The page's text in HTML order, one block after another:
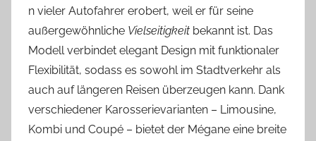
n vieler Autofahrer erobert, weil er für seine
außergewöhnliche Vielseitigkeit bekannt ist. Das
Modell verbindet elegant Design mit funktionaler
Flexibilität, sodass es sowohl im Stadtverkehr als
auch auf längeren Reisen überzeugen kann. Dank
verschiedener Karosserievarianten – Limousine,
Kombi und Coupé – bietet der Mégane eine breite